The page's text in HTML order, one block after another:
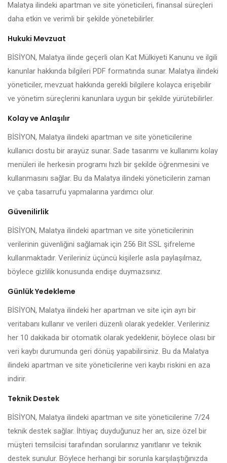
Malatya ilindeki apartman ve site yöneticileri, finansal süreçleri
daha etkin ve verimli bir şekilde yönetebilirler.
Hukuki Mevzuat
BİSİYON, Malatya ilinde geçerli olan Kat Mülkiyeti Kanunu ve ilgili
kanunlar hakkında bilgileri PDF formatında sunar. Malatya ilindeki
yöneticiler, mevzuat hakkında gerekli bilgilere kolayca erişebilir
ve yönetim süreçlerini kanunlara uygun bir şekilde yürütebilirler.
Kolay ve Anlaşılır
BİSİYON, Malatya ilindeki apartman ve site yöneticilerine
kullanıcı dostu bir arayüz sunar. Sade tasarımı ve kullanımı kolay
menüleri ile herkesin programı hızlı bir şekilde öğrenmesini ve
kullanmasını sağlar. Bu da Malatya ilindeki yöneticilerin zaman
ve çaba tasarrufu yapmalarına yardımcı olur.
Güvenilirlik
BİSİYON, Malatya ilindeki apartman ve site yöneticilerinin
verilerinin güvenliğini sağlamak için 256 Bit SSL şifreleme
kullanmaktadır. Verileriniz üçüncü kişilerle asla paylaşılmaz,
böylece gizlilik konusunda endişe duymazsınız.
Günlük Yedekleme
BİSİYON, Malatya ilindeki her apartman ve site için ayrı bir
veritabanı kullanır ve verileri düzenli olarak yedekler. Verileriniz
her 10 dakikada bir otomatik olarak yedeklenir, böylece olası bir
veri kaybı durumunda geri dönüş yapabilirsiniz. Bu da Malatya
ilindeki apartman ve site yöneticilerine veri kaybı riskini en aza
indirir.
Teknik Destek
BİSİYON, Malatya ilindeki apartman ve site yöneticilerine 7/24
teknik destek sağlar. İhtiyaç duyduğunuz her an, size özel bir
müşteri temsilcisi tarafından sorularınız yanıtlanır ve teknik
destek sunulur. Böylece herhangi bir sorunla karşılaştığınızda